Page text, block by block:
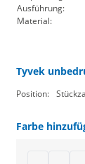
Ausführung:
Material:
Tyvek
Position:
Farbe